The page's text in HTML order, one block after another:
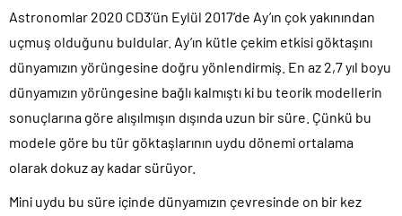
Astronomlar 2020 CD3’ün Eylül 2017’de Ay’ın çok yakınından
uçmuş olduğunu buldular. Ay’ın kütle çekim etkisi göktaşını
dünyamızın yörüngesine doğru yönlendirmiş. En az 2,7 yıl boyu
dünyamızın yörüngesine bağlı kalmıştı ki bu teorik modellerin
sonuçlarına göre alışılmışın dışında uzun bir süre. Çünkü bu
modele göre bu tür göktaşlarının uydu dönemi ortalama
olarak dokuz ay kadar sürüyor.
Mini uydu bu süre içinde dünyamızın çevresinde on bir kez